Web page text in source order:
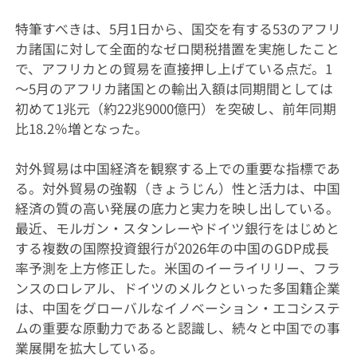
特筆すべきは、5月1日から、国交を有する53のアフリ
カ諸国に対して全面的なゼロ関税措置を実施したこと
で、アフリカとの貿易を直接押し上げている点だ。1
～5月のアフリカ諸国との輸出入額は同期間としては
初めて1兆元（約22兆9000億円）を突破し、前年同期
比18.2％増となった。
対外貿易は中国経済を観察する上での重要な指標であ
る。対外貿易の強靱（きょうじん）性と活力は、中国
経済の質の高い発展の底力と実力を映し出している。
最近、モルガン・スタンレーやドイツ銀行をはじめと
する複数の国際投資銀行が2026年の中国のGDP成長
率予測を上方修正した。米国のイーライリリー、フラ
ンスのロレアル、ドイツのメルクといった多国籍企業
は、中国をグローバルなイノベーション・エコシステ
ムの重要な原動力であると認識し、続々と中国での事
業展開を拡大している。